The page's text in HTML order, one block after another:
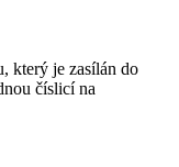
který je zasílán do
číslicí na